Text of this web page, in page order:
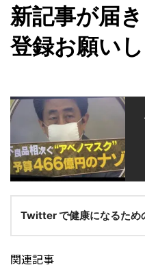
新記事が届
登録お願いし
Twitter で健康になるため
関連記事